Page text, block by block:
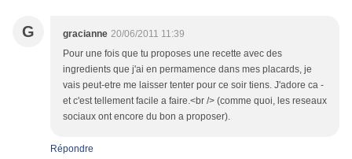
G gracianne 20/06/2011 11:39
Pour une fois que tu proposes une recette avec des
ingredients que j'ai en permamence dans mes placards, je
vais peut-etre me laisser tenter pour ce soir tiens. J'adore ca -
et c'est tellement facile a faire.<br /> (comme quoi, les reseaux
sociaux ont encore du bon a proposer).
Répondre